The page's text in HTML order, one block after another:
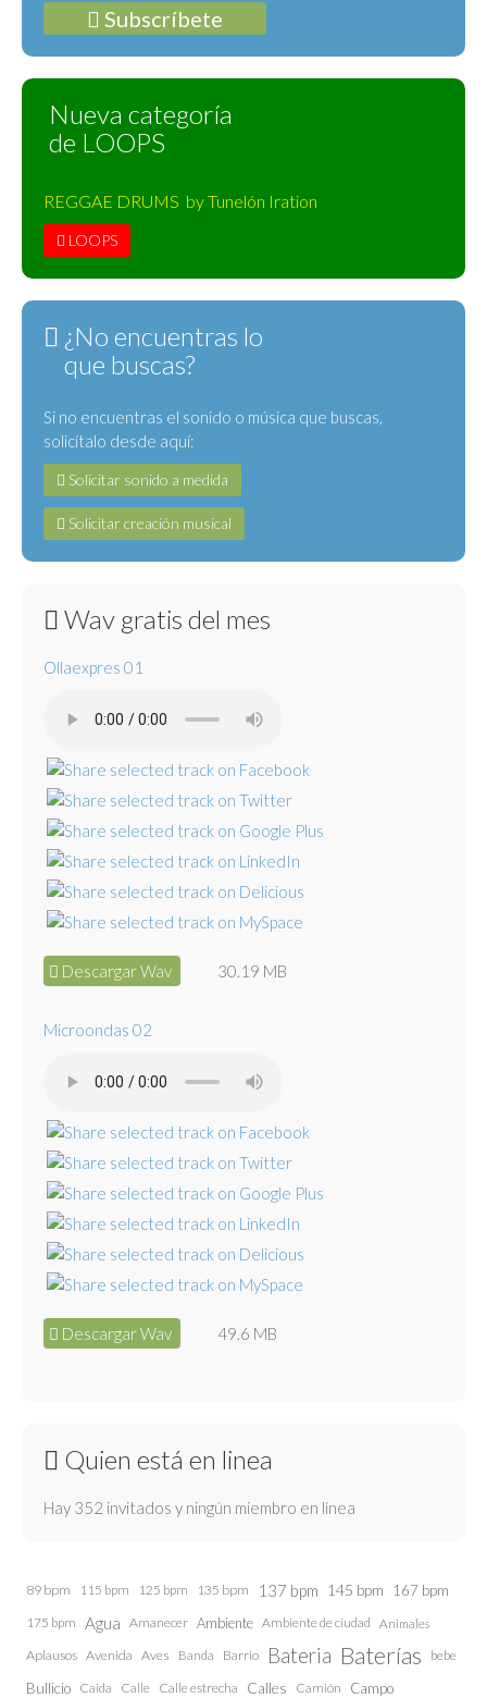
Subscríbete
Nueva categoría
de LOOPS
REGGAE DRUMS by Tunelón Iration
LOOPS
¿No encuentras lo
que buscas?
Si no encuentras el sonido o música que buscas,
solicítalo desde aquí:
Solicitar sonido a medida
Solicitar creación musical
Wav gratis del mes
Ollaexpres 01
Descargar Wav 30.19 MB
Microondas 02
Descargar Wav 49.6 MB
Quien está en linea
Hay 352 invitados y ningún miembro en línea
89 bpm 115 bpm 125 bpm 135 bpm 137 bpm 145 bpm 167 bpm
175 bpm Agua Amanecer Ambiente Ambiente de ciudad Animales
Aplausos Avenida Aves Banda Barrio Bateria Baterías bebe
Bullicio Caida Calle Calle estrecha Calles Camión Campo